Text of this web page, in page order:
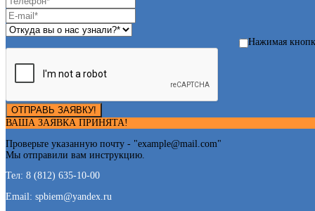
Нажимая
ОТПРАВЬ ЗАЯВКУ!
ВАША ЗАЯВКА ПРИНЯТА!
Проверьте указанную почту - "example@mail.com"
Мы отправили вам инструкцию.
Тел: 8 (812) 635-10-00
Email: spbiem@yandex.ru